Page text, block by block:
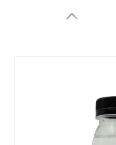
Surfactant PW199P: Surfactante con alto contenido de álcalis para desengrasante electrolítico